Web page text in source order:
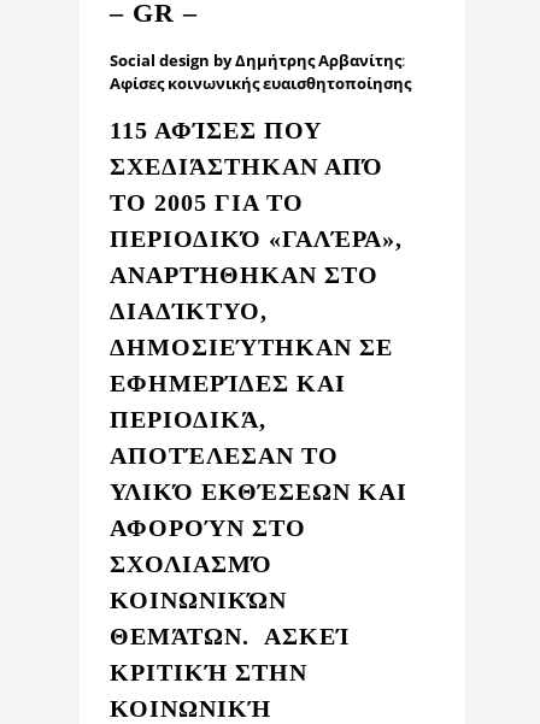
– GR –
Social design by Δημήτρης Αρβανίτης:
Αφίσες κοινωνικής ευαισθητοποίησης
115 ΑΦΊΣΕΣ ΠΟΥ
ΣΧΕΔΙΆΣΤΗΚΑΝ ΑΠΌ
ΤΟ 2005 ΓΙΑ ΤΟ
ΠΕΡΙΟΔΙΚΌ «ΓΑΛΈΡΑ»,
ΑΝΑΡΤΉΘΗΚΑΝ ΣΤΟ
ΔΙΑΔΊΚΤΥΟ,
ΔΗΜΟΣΙΕΎΤΗΚΑΝ ΣΕ
ΕΦΗΜΕΡΊΔΕΣ ΚΑΙ
ΠΕΡΙΟΔΙΚΆ,
ΑΠΟΤΈΛΕΣΑΝ ΤΟ
ΥΛΙΚΌ ΕΚΘΈΣΕΩΝ ΚΑΙ
ΑΦΟΡΟΎΝ ΣΤΟ
ΣΧΟΛΙΑΣΜΌ
ΚΟΙΝΩΝΙΚΏΝ
ΘΕΜΆΤΩΝ. AΣΚΕΊ
ΚΡΙΤΙΚΉ ΣΤΗΝ
ΚΟΙΝΩΝΙΚΉ